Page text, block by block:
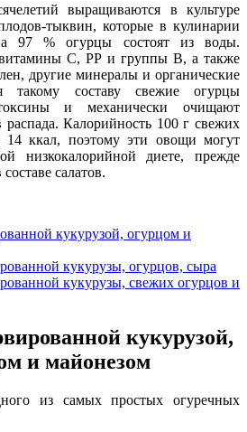
выращиваются в культуре
тыквин, которые в кулинарии
97 % огурцы состоят из воды.
С, РР и группы В, а также
другие минералы и органические
такому составу свежие огурцы
и механически очищают
Калорийность 100 г свежих
14 ккал, поэтому эти овощи могут
низкокалорийной диете, прежде
салатов.
кукурузой, огурцом и
кукурузы, огурцов, сыра
кукурузы, свежих огурцов и
кукурузой,
и майонезом
из самых простых огуречных